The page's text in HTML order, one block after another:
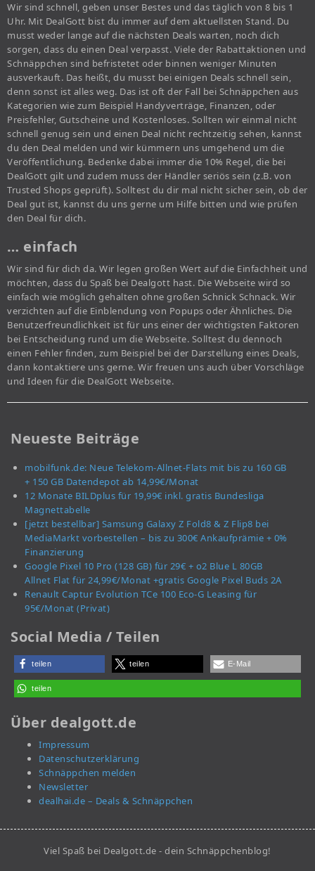
Wir sind schnell, geben unser Bestes und das täglich von 8 bis 1
Uhr. Mit DealGott bist du immer auf dem aktuellsten Stand. Du
musst weder lange auf die nächsten Deals warten, noch dich
sorgen, dass du einen Deal verpasst. Viele der Rabattaktionen und
Schnäppchen sind befristetet oder binnen weniger Minuten
ausverkauft. Das heißt, du musst bei einigen Deals schnell sein,
denn sonst ist alles weg. Das ist oft der Fall bei Schnäppchen aus
Kategorien wie zum Beispiel Handyverträge, Finanzen, oder
Preisfehler, Gutscheine und Kostenloses. Sollten wir einmal nicht
schnell genug sein und einen Deal nicht rechtzeitig sehen, kannst
du den Deal melden und wir kümmern uns umgehend um die
Veröffentlichung. Bedenke dabei immer die 10% Regel, die bei
DealGott gilt und zudem muss der Händler seriös sein (z.B. von
Trusted Shops geprüft). Solltest du dir mal nicht sicher sein, ob der
Deal gut ist, kannst du uns gerne um Hilfe bitten und wie prüfen
den Deal für dich.
… einfach
Wir sind für dich da. Wir legen großen Wert auf die Einfachheit und
möchten, dass du Spaß bei Dealgott hast. Die Webseite wird so
einfach wie möglich gehalten ohne großen Schnick Schnack. Wir
verzichten auf die Einblendung von Popups oder Ähnliches. Die
Benutzerfreundlichkeit ist für uns einer der wichtigsten Faktoren
bei Entscheidung rund um die Webseite. Solltest du dennoch
einen Fehler finden, zum Beispiel bei der Darstellung eines Deals,
dann kontaktiere uns gerne. Wir freuen uns auch über Vorschläge
und Ideen für die DealGott Webseite.
Neueste Beiträge
mobilfunk.de: Neue Telekom-Allnet-Flats mit bis zu 160 GB
+ 150 GB Datendepot ab 14,99€/Monat
12 Monate BILDplus für 19,99€ inkl. gratis Bundesliga
Magnettabelle
[jetzt bestellbar] Samsung Galaxy Z Fold8 & Z Flip8 bei
MediaMarkt vorbestellen – bis zu 300€ Ankaufprämie + 0%
Finanzierung
Google Pixel 10 Pro (128 GB) für 29€ + o2 Blue L 80GB
Allnet Flat für 24,99€/Monat +gratis Google Pixel Buds 2A
Renault Captur Evolution TCe 100 Eco-G Leasing für
95€/Monat (Privat)
Social Media / Teilen
teilen teilen E-Mail
teilen
Über dealgott.de
Impressum
Datenschutzerklärung
Schnäppchen melden
Newsletter
dealhai.de – Deals & Schnäppchen
Viel Spaß bei Dealgott.de - dein Schnäppchenblog!